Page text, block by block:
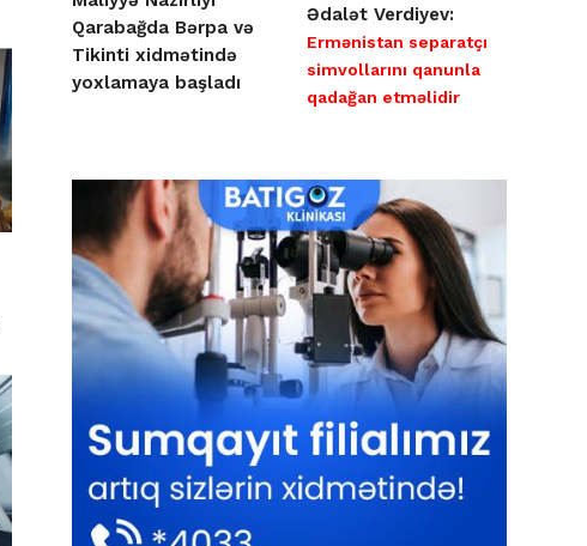
Qarabağda Bərpa və
Tikinti xidmətində
yoxlamaya başladı
Ədalət Verdiyev:
Ermənistan separatçı
simvollarını qanunla
qadağan etməlidir